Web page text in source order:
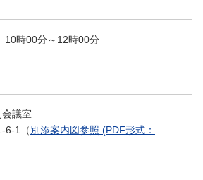
10時00分～12時00分
議室
6-1（ 別添案内図参照 (PDF形式：